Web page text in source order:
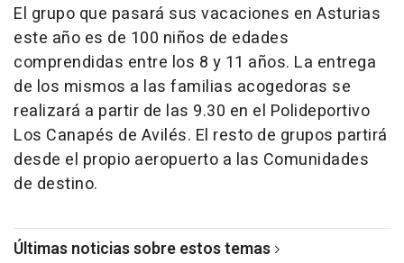
El grupo que pasará sus vacaciones en Asturias
este año es de 100 niños de edades
comprendidas entre los 8 y 11 años. La entrega
de los mismos a las familias acogedoras se
realizará a partir de las 9.30 en el Polideportivo
Los Canapés de Avilés. El resto de grupos partirá
desde el propio aeropuerto a las Comunidades
de destino.
Últimas noticias sobre estos temas